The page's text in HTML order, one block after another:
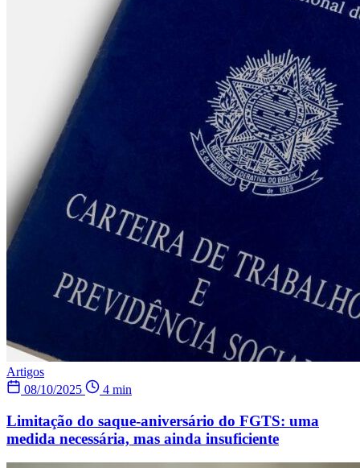
Artigos
08/10/2025
4 min
Limitação do saque-aniversário do FGTS: uma
medida necessária, mas ainda insuficiente